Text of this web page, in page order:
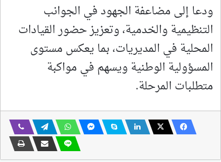
ودعا إلى مضاعفة الجهود في الجوانب
التنظيمية والخدمية، وتعزيز حضور القيادات
المحلية في المديريات، بما يعكس مستوى
المسؤولية الوطنية ويسهم في مواكبة
متطلبات المرحلة.